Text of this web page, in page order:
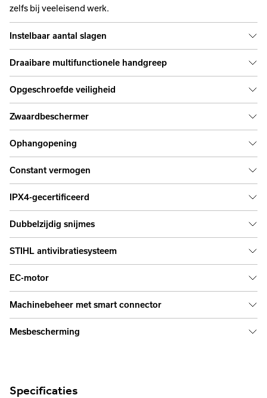
zelfs bij veeleisend werk.
Instelbaar aantal slagen
Draaibare multifunctionele handgreep
Opgeschroefde veiligheid
Zwaardbeschermer
Ophangopening
Constant vermogen
IPX4-gecertificeerd
Dubbelzijdig snijmes
STIHL antivibratiesysteem
EC-motor
Machinebeheer met smart connector
Mesbescherming
Specificaties